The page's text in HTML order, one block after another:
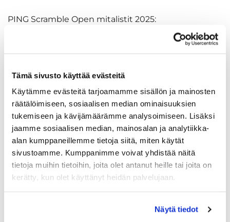
Tämä sivusto käyttää evästeitä
Käytämme evästeitä tarjoamamme sisällön ja mainosten
räätälöimiseen, sosiaalisen median ominaisuuksien
tukemiseen ja kävijämäärämme analysoimiseen. Lisäksi
jaamme sosiaalisen median, mainosalan ja analytiikka-
alan kumppaneillemme tietoja siitä, miten käytät
sivustoamme. Kumppanimme voivat yhdistää näitä
tietoja muihin tietoihin, joita olet antanut heille tai joita on
kerätty, kun olet käyttänyt heidän palvelujaan.
Näytä tiedot
PING Scramble Open mitalistit 2025:
2. Team Bogitalo
Jukka Jokitalo & Veeti Varis
3. Hupsis
Arto Kejonen & Anne Maaninka
Kiitos suuresti osallistujille ja kilpailun sponsorille
PINGille mahtavasta tapahtumasta! Ja onnittelut